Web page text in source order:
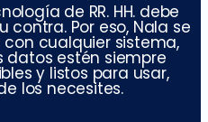
de RR. HH. debe
contra. Por eso, Nala se
cualquier sistema,
estén siempre
y listos para usar,
los necesites.